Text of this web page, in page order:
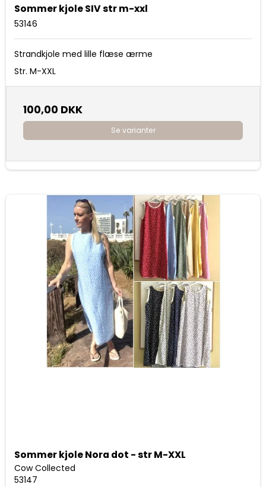
Sommer kjole SIV str m-xxl
53146
Strandkjole med lille flæse ærme
Str. M-XXL
100,00 DKK
Se varianter
Sommer kjole Nora dot - str M-XXL
Cow Collected
53147